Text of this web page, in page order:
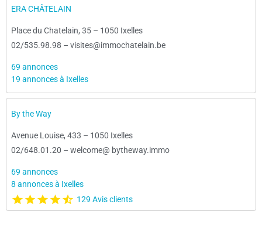
ERA CHÂTELAIN
Place du Chatelain, 35 – 1050 Ixelles
02/535.98.98 – visites@immochatelain.be
69 annonces
19 annonces à Ixelles
By the Way
Avenue Louise, 433 – 1050 Ixelles
02/648.01.20 – welcome@ bytheway.immo
69 annonces
8 annonces à Ixelles
129 Avis clients